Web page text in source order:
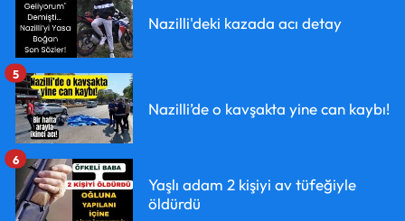
Nazilli'deki kazada acı detay
Nazilli’de o kavşakta yine can kaybı!
5
Yaşlı adam 2 kişiyi av tüfeğiyle
öldürdü
6